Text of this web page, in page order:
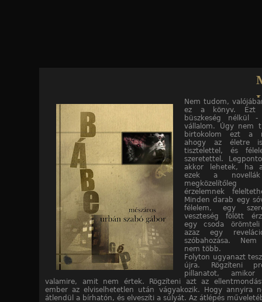
Gábor | Bábelgép
Nem tudom,
ez a könyv. Ezt
büszkeség nélkül
vállalom. Úgy nem
birtokolom ezt a
ahogy az életre
tisztelettel, és
szeretettel.
akkor lehetek, ha
ezek a novellák
érzelemnek
Minden darab egy
félelem, egy
veszteség fölött
egy csoda örömteli
azaz egy
szóbahozása. Nem
nem több.
Folyton ugyanazt
újra. Rögzíteni
pillanatot, amikor
valamire, amit nem értek. Rögzíteni azt az
ember az elviselhetetlen után vágyakozik. Hogy annyira
átlendül a bírhatón, és elveszíti a súlyát. Az átlépés